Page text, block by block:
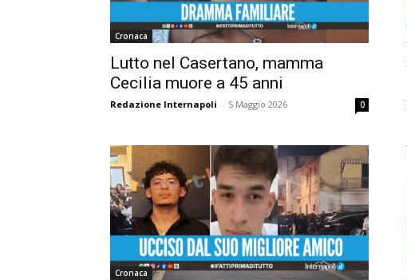
Cronaca
Lutto nel Casertano, mamma
Cecilia muore a 45 anni
Redazione Internapoli - 5 Maggio 2026 0
Cronaca